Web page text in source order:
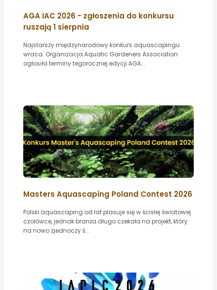
AGA IAC 2026 - zgłoszenia do konkursu
ruszają 1 sierpnia
Najstarszy międzynarodowy konkurs aquascapingu
wraca. Organizacja Aquatic Gardeners Association
ogłosiła terminy tegorocznej edycji AGA...
Masters Aquascaping Poland Contest 2026
Polski aquascaping od lat plasuje się w ścisłej światowej
czołówce, jednak branża długo czekała na projekt, który
na nowo zjednoczy ś...